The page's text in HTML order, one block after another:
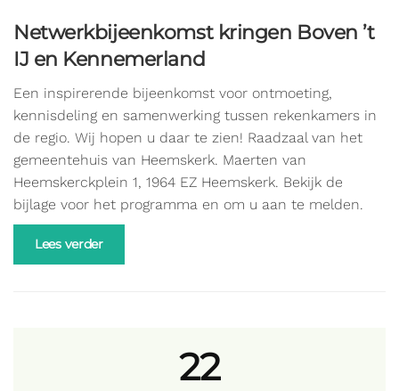
Netwerkbijeenkomst kringen Boven ’t
IJ en Kennemerland
Een inspirerende bijeenkomst voor ontmoeting,
kennisdeling en samenwerking tussen rekenkamers in
de regio. Wij hopen u daar te zien! Raadzaal van het
gemeentehuis van Heemskerk. Maerten van
Heemskerckplein 1, 1964 EZ Heemskerk. Bekijk de
bijlage voor het programma en om u aan te melden.
Lees verder
22